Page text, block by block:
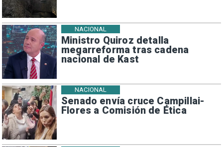
Ministro Quiroz detalla
megarreforma tras cadena
nacional de Kast
NACIONAL
Senado envía cruce Campillai-
Flores a Comisión de Ética
NACIONAL